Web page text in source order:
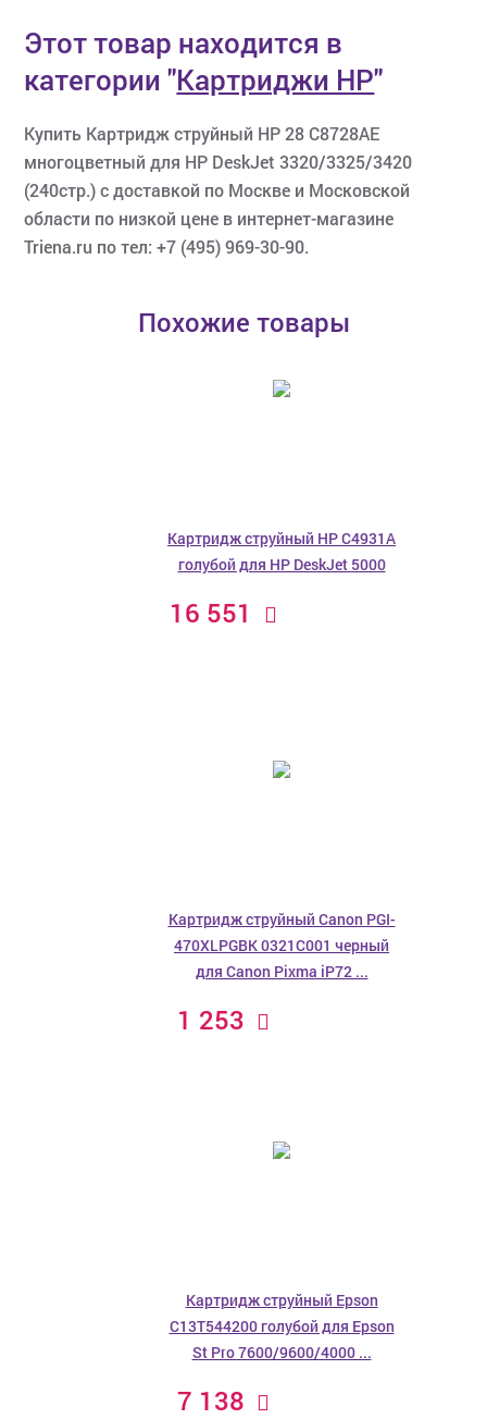
Этот товар находится в
категории"Картриджи HP"
Купить Картридж струйный HP 28 C8728AE
многоцветный для HP DeskJet 3320/3325/3420
(240стр.) с доставкой по Москве и Московской
области по низкой цене в интернет-магазине
Triena.ru по тел: +7 (495) 969-30-90.
Похожие товары
Картридж струйный HP C4931A
голубой для HP DeskJet 5000
16 551
Картридж струйный Canon PGI-
470XLPGBK 0321C001 черный
для Canon Pixma iP72 ...
1 253
Картридж струйный Epson
C13T544200 голубой для Epson
St Pro 7600/9600/4000 ...
7 138